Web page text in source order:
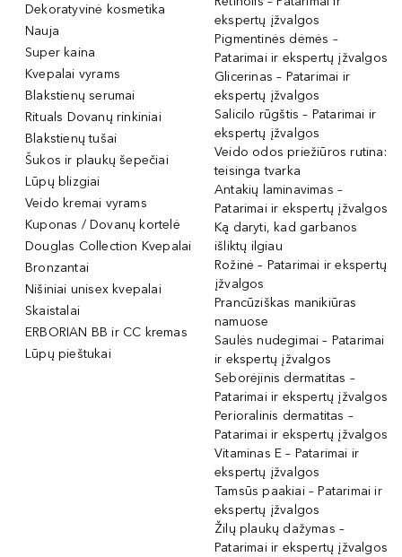
Dekoratyvinė kosmetika
Nauja
Super kaina
Kvepalai vyrams
Blakstienų serumai
Rituals Dovanų rinkiniai
Blakstienų tušai
Šukos ir plaukų šepečiai
Lūpų blizgiai
Veido kremai vyrams
Kuponas / Dovanų kortelė
Douglas Collection Kvepalai
Bronzantai
Nišiniai unisex kvepalai
Skaistalai
ERBORIAN BB ir CC kremas
Lūpų pieštukai
ekspertų įžvalgos
Pigmentinės dėmės –
Patarimai ir ekspertų įžvalgos
Glicerinas – Patarimai ir
ekspertų įžvalgos
Salicilo rūgštis – Patarimai ir
ekspertų įžvalgos
Veido odos priežiūros rutina:
teisinga tvarka
Antakių laminavimas –
Patarimai ir ekspertų įžvalgos
Ką daryti, kad garbanos
išliktų ilgiau
Rožinė – Patarimai ir ekspertų
įžvalgos
Prancūziškas manikiūras
namuose
Saulės nudegimai – Patarimai
ir ekspertų įžvalgos
Seborėjinis dermatitas –
Patarimai ir ekspertų įžvalgos
Perioralinis dermatitas –
Patarimai ir ekspertų įžvalgos
Vitaminas E – Patarimai ir
ekspertų įžvalgos
Tamsūs paakiai – Patarimai ir
ekspertų įžvalgos
Žilų plaukų dažymas –
Patarimai ir ekspertų įžvalgos